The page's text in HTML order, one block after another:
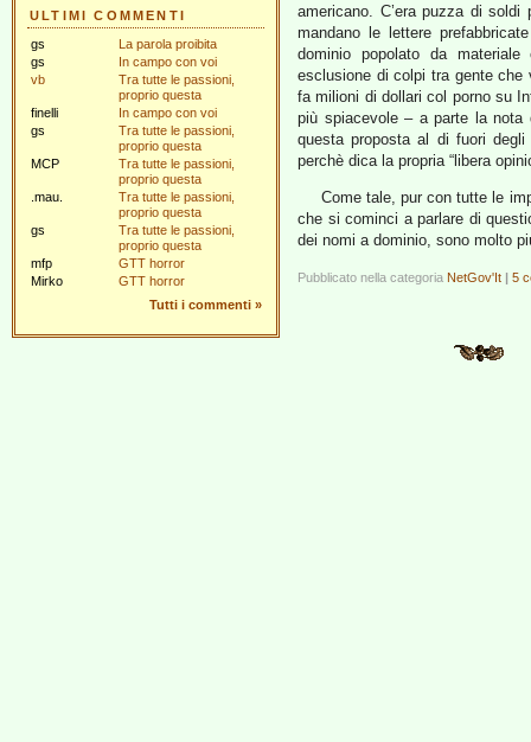
ULTIMI COMMENTI
gs
La parola proibita
gs
In campo con voi
vb
Tra tutte le passioni,
proprio questa
finelli
In campo con voi
gs
Tra tutte le passioni,
proprio questa
MCP
Tra tutte le passioni,
proprio questa
.mau.
Tra tutte le passioni,
proprio questa
gs
Tra tutte le passioni,
proprio questa
mfp
GTT horror
Mirko
GTT horror
Tutti i commenti »
americano. C’era puzza di
mandano le lettere
dominio popolato da
esclusione di colpi tra gente
fa milioni di dollari col porno su
più spiacevole – a parte la nota
questa proposta al di fuori
perchè dica la propria “libera
Come tale, pur con tutte le
che si cominci a parlare di
dei nomi a dominio, sono molto
Pubblicato nella categoria NetGov'It | 5